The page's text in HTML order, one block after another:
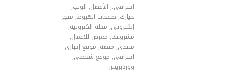
احترافي., الأفضل, الويب,
خيارك, صفحات الهبوط, متجر
إلكتروني, مجلة إلكترونية,
مشروعك, معرض للأعمال,
منتدى, منصة, موقع إخباري
احترافي, موقع شخصي,
ووردبريس